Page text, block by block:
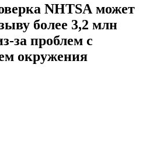
NHTSA может
более 3,2 млн
за проблем с
окружения